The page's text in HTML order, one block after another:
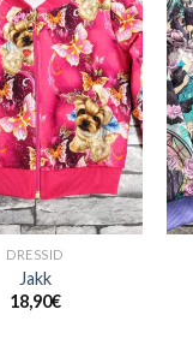
DRESSID
Jakk
18,90€